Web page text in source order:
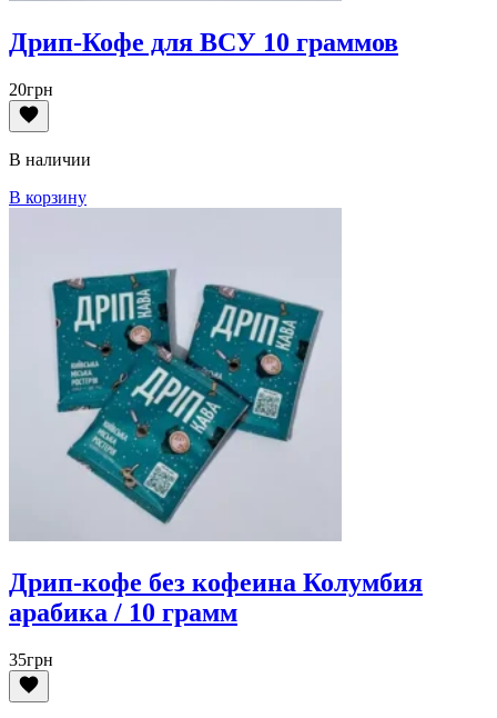
Дрип-Кофе для ВСУ 10 граммов
20грн
В наличии
В корзину
Дрип-кофе без кофеина Колумбия
арабика / 10 грамм
35грн